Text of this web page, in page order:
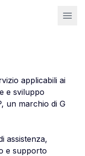
applicabili ai
e sviluppo
, un marchio di G
assistenza,
e supporto